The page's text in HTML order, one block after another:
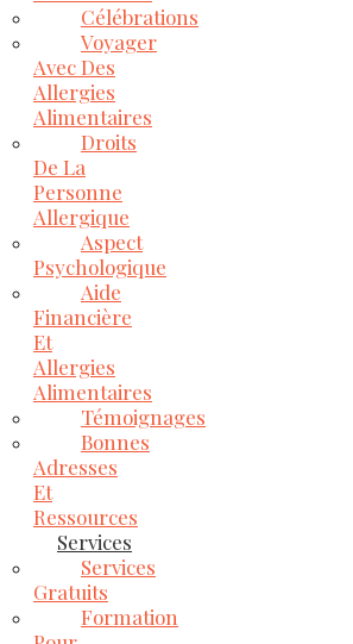
Célébrations
Voyager
Avec Des
Allergies
Alimentaires
Droits
De La
Personne
Allergique
Aspect
Psychologique
Aide
Financière
Et
Allergies
Alimentaires
Témoignages
Bonnes
Adresses
Et
Ressources
Services
Services
Gratuits
Formation